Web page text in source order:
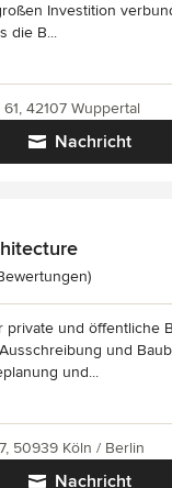
Investition
die B...
Nachricht
42107 Wuppertal
4.9 von 5
private und öffentliche
und
und...
Nachricht
50939 Köln / Berlin